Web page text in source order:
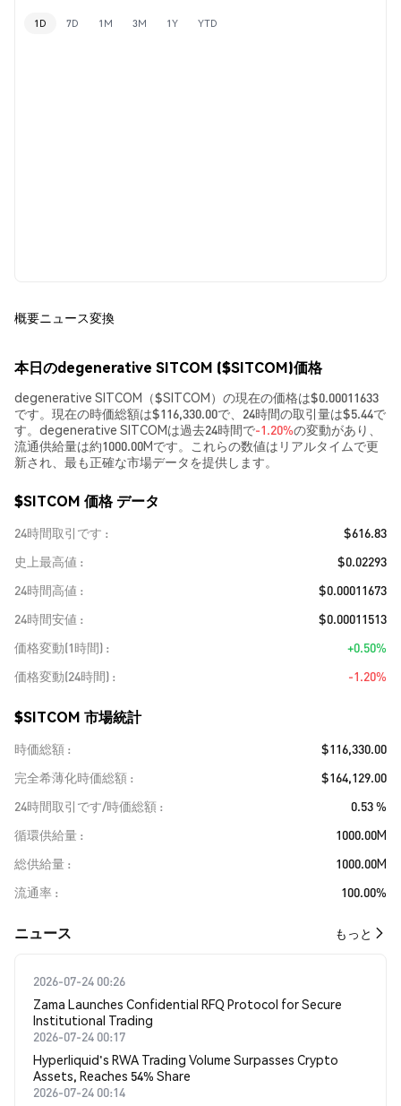
1D 7D 1M 3M 1Y YTD
概要ニュース変換
本日のdegenerative SITCOM ($SITCOM)価格
degenerative SITCOM（$SITCOM）の現在の価格は$0.00011633
です。現在の時価総額は$116,330.00で、24時間の取引量は$5.44で
す。degenerative SITCOMは過去24時間で-1.20%の変動があり、
流通供給量は約1000.00Mです。これらの数値はリアルタイムで更
新され、最も正確な市場データを提供します。
$SITCOM 価格 データ
24時間取引です
$616.83
史上最高値
$0.02293
24時間高値
$0.00011673
24時間安値
$0.00011513
価格変動(1時間)
+0.50%
価格変動(24時間)
-1.20%
$SITCOM 市場統計
時価総額
$116,330.00
完全希薄化時価総額
$164,129.00
24時間取引です/時価総額
0.53 %
循環供給量
1000.00M
総供給量
1000.00M
流通率
100.00%
​​ニュース​​ もっと
2026-07-24 00:26
Zama Launches Confidential RFQ Protocol for Secure
Institutional Trading
2026-07-24 00:17
Hyperliquid's RWA Trading Volume Surpasses Crypto
Assets, Reaches 54% Share
2026-07-24 00:14